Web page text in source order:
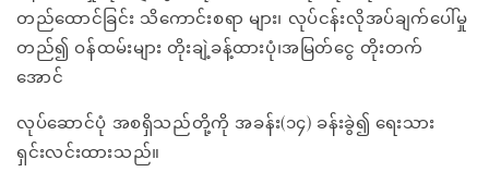
တည်ထောင်ခြင်း သိကောင်းစရာ များ၊ လုပ်ငန်းလိုအပ်ချက်ပေါ်မှု
တည်၍ ဝန်ထမ်းများ တိုးချဲ့ခန့်ထားပုံ၊အမြတ်ငွေ တိုးတက်
အောင်
လုပ်ဆောင်ပုံ အစရှိသည်တို့ကို အခန်း(၁၄) ခန်းခွဲ၍ ရေးသား
ရှင်းလင်းထားသည်။